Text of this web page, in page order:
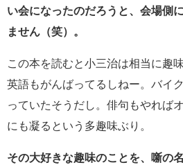
い会になったのだろうと、 会場側
ません（笑）。
この本を読むと小三治は相当に趣
英語もがんばってるしねー。バイ
っていたそうだし。俳句もやれば
にも凝るという多趣味ぶり。
その大好きな趣味のことを、噺の